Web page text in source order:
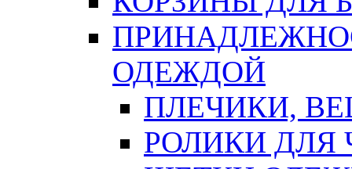
ОДЕЖДОЙ
ПЛЕЧИКИ,
РОЛИКИ ДЛЯ